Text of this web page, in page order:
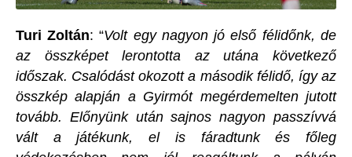
Turi Zoltán: “Volt egy nagyon jó első félidőnk, de
az összképet lerontotta az utána következő
időszak. Csalódást okozott a második félidő, így az
összkép alapján a Gyirmót megérdemelten jutott
tovább. Előnyünk után sajnos nagyon passzívvá
vált a játékunk, el is fáradtunk és főleg